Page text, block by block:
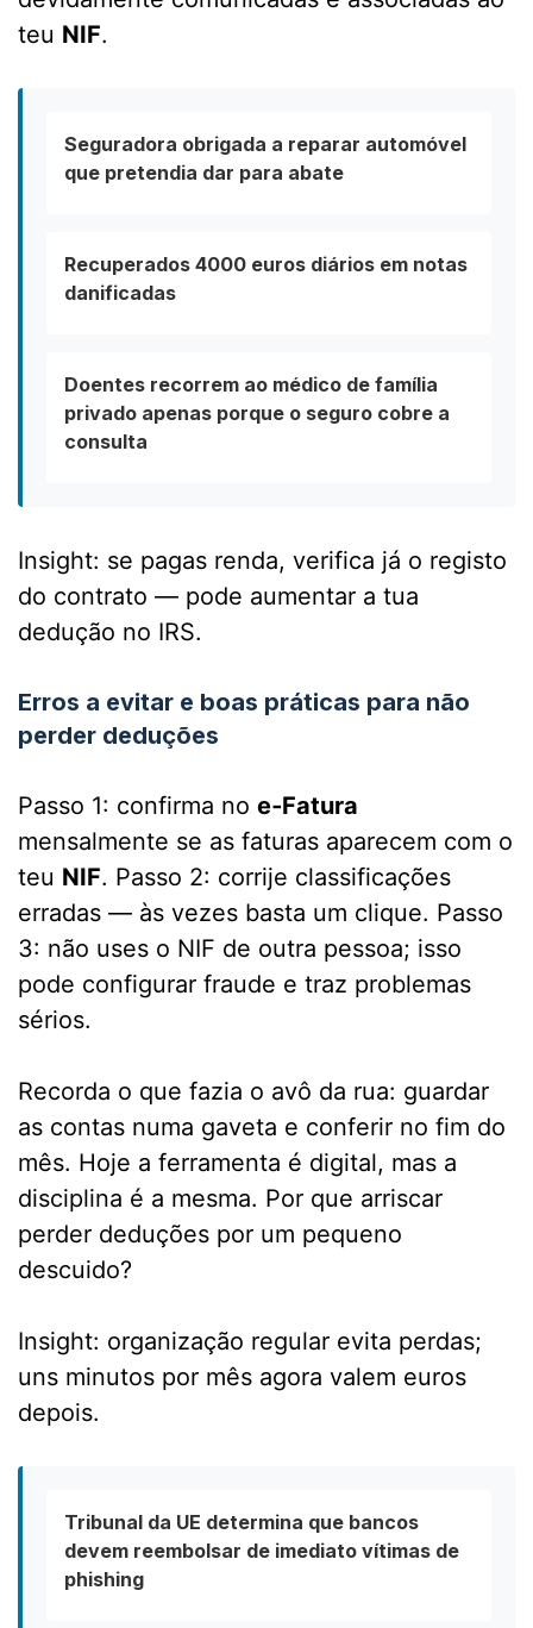
teu NIF.
Seguradora obrigada a reparar automóvel
que pretendia dar para abate
Recuperados 4000 euros diários em notas
danificadas
Doentes recorrem ao médico de família
privado apenas porque o seguro cobre a
consulta
Insight: se pagas renda, verifica já o registo
do contrato — pode aumentar a tua
dedução no IRS.
Erros a evitar e boas práticas para não
perder deduções
Passo 1: confirma no e‑Fatura
mensalmente se as faturas aparecem com o
teu NIF. Passo 2: corrije classificações
erradas — às vezes basta um clique. Passo
3: não uses o NIF de outra pessoa; isso
pode configurar fraude e traz problemas
sérios.
Recorda o que fazia o avô da rua: guardar
as contas numa gaveta e conferir no fim do
mês. Hoje a ferramenta é digital, mas a
disciplina é a mesma. Por que arriscar
perder deduções por um pequeno
descuido?
Insight: organização regular evita perdas;
uns minutos por mês agora valem euros
depois.
Tribunal da UE determina que bancos
devem reembolsar de imediato vítimas de
phishing